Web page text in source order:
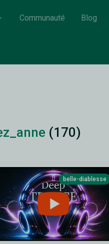
Communauté Blog
(170)
belle-diablesse